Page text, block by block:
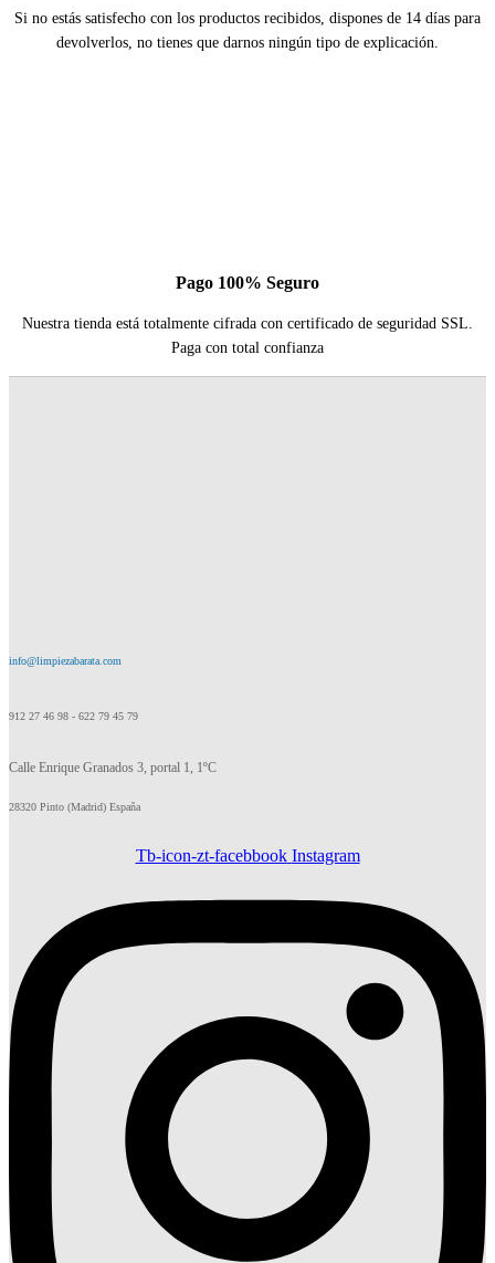
Si no estás satisfecho con los productos recibidos, dispones de 14 días para
devolverlos, no tienes que darnos ningún tipo de explicación.
Pago 100% Seguro
Nuestra tienda está totalmente cifrada con certificado de seguridad SSL.
Paga con total confianza
info@limpiezabarata.com
912 27 46 98 - 622 79 45 79
Calle Enrique Granados 3, portal 1, 1ºC
28320 Pinto (Madrid) España
Tb-icon-zt-facebbook Instagram